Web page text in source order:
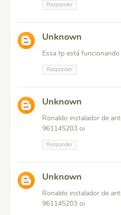
Responder
Unknown
Essa tp está
Responder
Unknown
Ronaldo instalador de
961145203 oi
Responder
Unknown
Ronaldo instalador de
961145203 oi